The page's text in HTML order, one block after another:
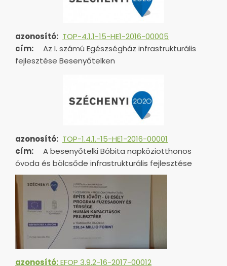
azonosító: TOP-4.1.1-15-HE1-2016-00005
cím:
Az I. számú Egészségház infrastrukturális
fejlesztése Besenyőtelken
azonosító: TOP-1.4.1.-15-HE1-2016-00001
cím:
A besenyőtelki Bóbita napköziotthonos
óvoda és bölcsőde infrastrukturális fejlesztése
azonosító:EFOP 3.9.2-16-2017-00012